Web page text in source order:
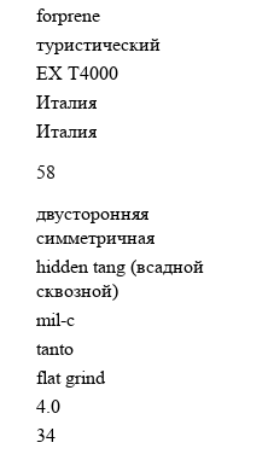
forprene
туристический
EX T4000
Италия
Италия
58
двусторонняя
симметричная
hidden tang (всадной
сквозной)
mil-c
tanto
flat grind
4.0
34